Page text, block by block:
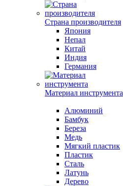
Страна производителя
Япония
Непал
Китай
Индия
Германия
Материал инструмента
Алюминий
Бамбук
Береза
Медь
Мягкий пластик
Пластик
Сталь
Латунь
Дерево